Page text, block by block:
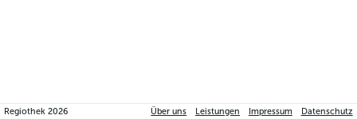
Regiothek2026 Über uns Leistungen Impressum Datenschutz